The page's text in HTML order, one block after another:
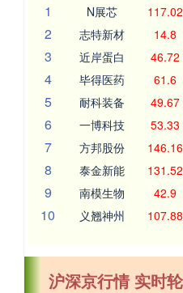
1
N展芯 117.02
2 志特新材 14.8
3 近岸蛋白 46.72
4 毕得医药 61.6
5 耐科装备 49.67
6 一博科技 53.33
7 方邦股份 146.16
8 泰金新能 131.52
9 南模生物 42.9
10 义翘神州 107.88
沪深京行情 实时